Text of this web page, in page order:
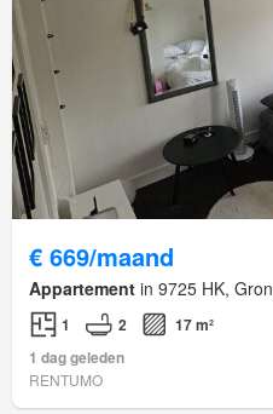
€ 669/maand
Appartement in 9725 HK,
1 2
17 m²
1 dag geleden
RENTUMO